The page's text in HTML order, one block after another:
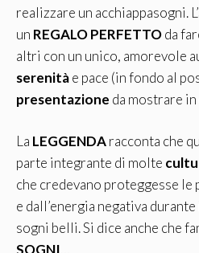
realizzare un acchiappasogni.
un REGALO PERFETTOda
altri con un unico, amorevole
serenitàe pace (in fondo al
presentazione da mostrare in
La LEGGENDAracconta che
parte integrante di molte
che credevano proteggesse
e dall’energia negativa
sogni belli. Si dice anche che